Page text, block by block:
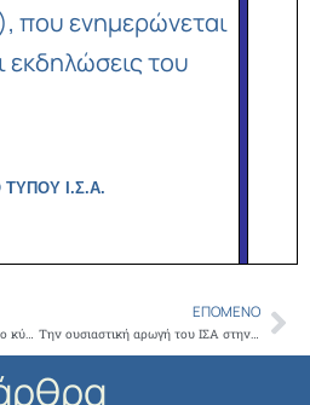
που ενημερώνεται
εκδηλώσεις του
ΤΥΠΟΥ Ι.Σ.Α.
Στην προσπάθεια να ανακοπεί το κύμα μετανάστευσης των Ελλήνων ιατρών αναφέρθηκε ο Πρόεδρος του ΙΣΑ Γ.Πατούλης, στο πλαίσιο του χαιρετισμού του σε εκδήλωση της Ελληνικής Εταιρείας Χειρουργικής Ορθοπαιδικής και Τραυματολογίας
ΕΠΌΜΕΝΟ
Την ουσιαστική αρωγή του ΙΣΑ στην εξόφληση των ληξιπρόθεσμων οφειλών επισημαίνει σε επιστολή του ο Υποδιοικητής του Ε.Φ.Κ.Α.